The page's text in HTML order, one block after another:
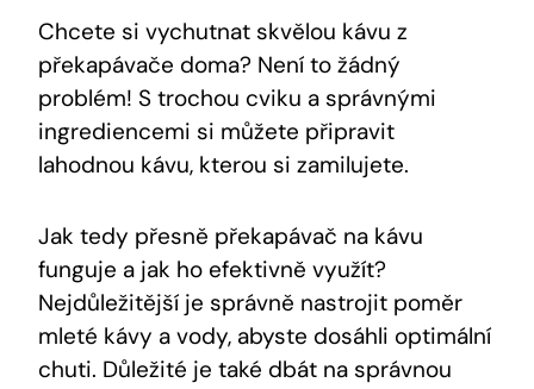
Chcete si vychutnat skvělou kávu z
překapávače doma? Není to žádný
problém! S trochou cviku a správnými
ingrediencemi si můžete připravit
lahodnou kávu, kterou si zamilujete.
Jak tedy přesně překapávač na kávu
funguje a jak ho efektivně využít?
Nejdůležitější je správně nastrojit poměr
mleté kávy a vody, abyste dosáhli optimální
chuti. Důležité je také dbát na správnou